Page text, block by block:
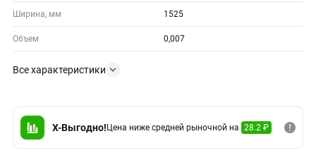
Ширина, мм 1525
Объем 0,007
Все характеристики
X-Выгодно! Цена ниже средней рыночной на 28.2 ₽